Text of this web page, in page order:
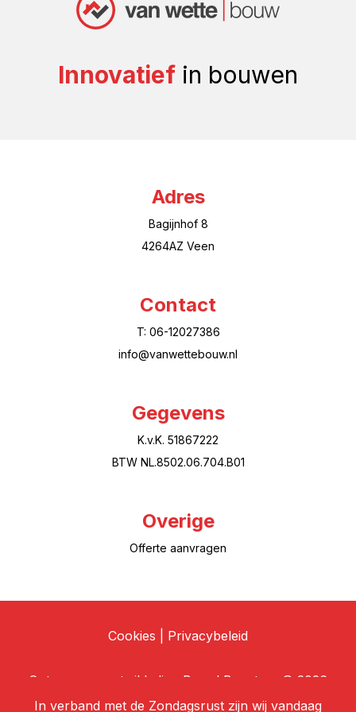
In verband met de Zondagsrust zijn wij vandaag
Innovatief in bouwen
Adres
Bagijnhof 8
4264AZ Veen
Contact
T: 06-12027386
info@vanwettebouw.nl
Gegevens
K.v.K. 51867222
BTW NL.8502.06.704.B01
Overige
Offerte aanvragen
Cookies Privacybeleid
Ontwerp en ontwikkeling Brand Boosters © 2026